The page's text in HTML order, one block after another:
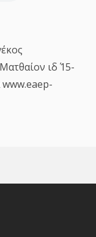
ιδ΄ 15-
www.eaep-